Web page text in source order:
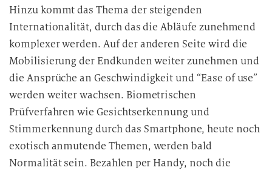
Hinzu kommt das Thema der steigenden
Internationalität, durch das die Abläufe zunehmend
komplexer werden. Auf der anderen Seite wird die
Mobilisierung der Endkunden weiter zunehmen und
die Ansprüche an Geschwindigkeit und “Ease of use”
werden weiter wachsen. Biometrischen
Prüfverfahren wie Gesichtserkennung und
Stimmerkennung durch das Smartphone, heute noch
exotisch anmutende Themen, werden bald
Normalität sein. Bezahlen per Handy, noch die